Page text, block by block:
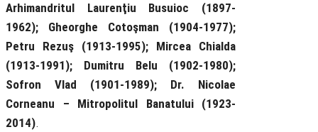
Arhimandritul Laurenţiu Busuioc (1897-
1962); Gheorghe Cotoşman (1904-1977);
Petru Rezuş (1913-1995); Mircea Chialda
(1913-1991); Dumitru Belu (1902-1980);
Sofron Vlad (1901-1989); Dr. Nicolae
Corneanu – Mitropolitul Banatului (1923-
2014).